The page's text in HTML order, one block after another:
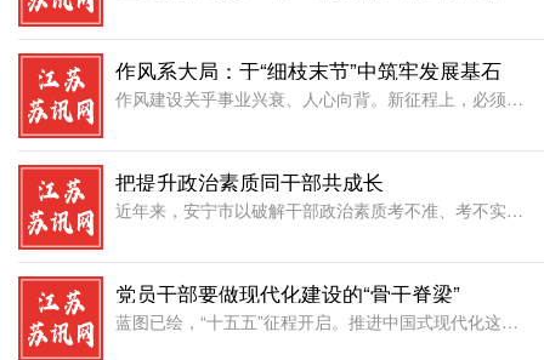
作风系大局：于“细枝末节”中筑牢发展基石
作风建设关乎事业兴衰、人心向背。新征程上，必须坚持从小事小节入手，从日常经常严起，在强化制度约束、突出示范带动、提升服务质效中，推动优良作风融入血脉、见诸行动，为高质量发展注入持久动力。于制度执行中见
把提升政治素质同干部共成长
近年来，安宁市以破解干部政治素质考不准、考不实难题为突破口，坚持把干部政治素质考察与日常管理相结合，通过精准画像、多维透视、融入管理，着力构建标准清晰、系统完备的政治素质考察模式。政治素质是党员干部的
党员干部要做现代化建设的“骨干脊梁”
蓝图已绘，“十五五”征程开启。推进中国式现代化这项开创性事业，关键靠人，核心在队伍。党员干部要在工作实际中践行为民宗旨，努力成为现代化建设征程强有力的“中坚支柱”。脚踏实地，让“真金”发光。评价干部，